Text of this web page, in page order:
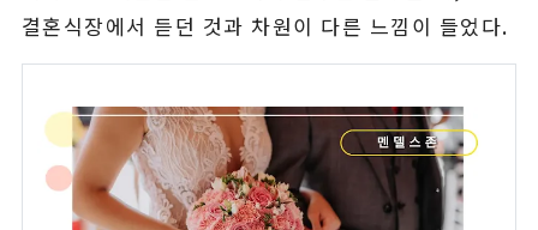
결혼식장에서 듣던 것과 차원이 다른 느낌이 들었다.